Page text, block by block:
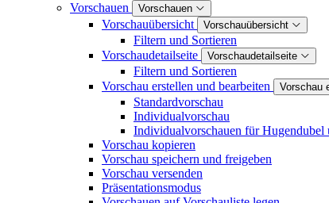
Vorschauen
Vorschauen
Vorschauübersicht Vorschauübersicht
Filtern und Sortieren
Vorschaudetailseite
Vorschaudetailseite
Filtern und Sortieren
Vorschau erstellen und bearbeiten
Vorschau
Standardvorschau
Individualvorschau
Individualvorschauen für Hugendubel
Vorschau kopieren
Vorschau speichern und freigeben
Vorschau versenden
Präsentationsmodus